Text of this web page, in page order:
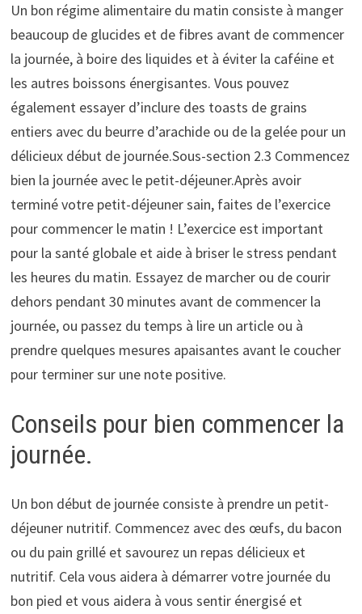
Un bon régime alimentaire du matin consiste à manger
beaucoup de glucides et de fibres avant de commencer
la journée, à boire des liquides et à éviter la caféine et
les autres boissons énergisantes. Vous pouvez
également essayer d’inclure des toasts de grains
entiers avec du beurre d’arachide ou de la gelée pour un
délicieux début de journée.Sous-section 2.3 Commencez
bien la journée avec le petit-déjeuner.Après avoir
terminé votre petit-déjeuner sain, faites de l’exercice
pour commencer le matin ! L’exercice est important
pour la santé globale et aide à briser le stress pendant
les heures du matin. Essayez de marcher ou de courir
dehors pendant 30 minutes avant de commencer la
journée, ou passez du temps à lire un article ou à
prendre quelques mesures apaisantes avant le coucher
pour terminer sur une note positive.
Conseils pour bien commencer la
journée.
Un bon début de journée consiste à prendre un petit-
déjeuner nutritif. Commencez avec des œufs, du bacon
ou du pain grillé et savourez un repas délicieux et
nutritif. Cela vous aidera à démarrer votre journée du
bon pied et vous aidera à vous sentir énergisé et